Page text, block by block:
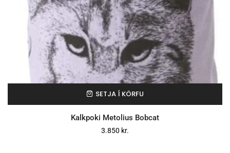
SETJA Í KÖRFU
Kalkpoki Metolius Bobcat
3.850 kr.